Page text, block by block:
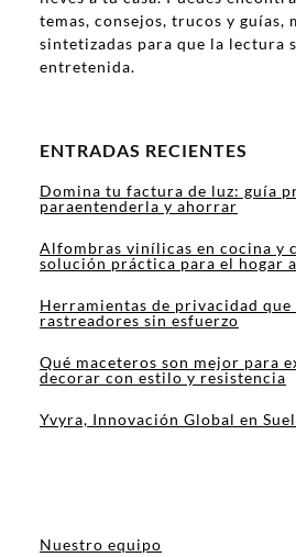
temas, consejos, trucos y guías,
sintetizadas para que la lectura
entretenida.
ENTRADAS RECIENTES
Domina tu factura de luz: guía
paraentenderla y ahorrar
Alfombras vinílicas en cocina y
solución práctica para el hogar
Herramientas de privacidad que
rastreadores sin esfuerzo
Qué maceteros son mejor para
decorar con estilo y resistencia
Yvyra, Innovación Global en
Nuestro equipo